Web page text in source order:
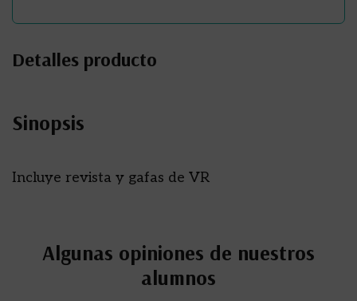
Detalles producto
Sinopsis
Incluye revista y gafas de VR
Algunas opiniones de nuestros
alumnos